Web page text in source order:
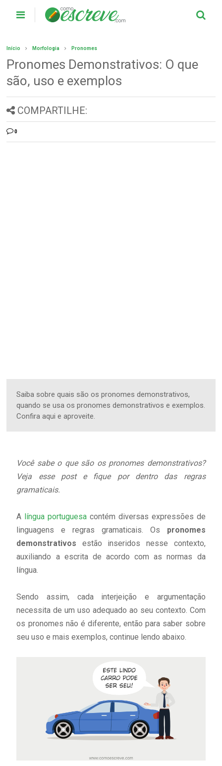
Início Morfologia Pronomes
Pronomes Demonstrativos: O que
são, uso e exemplos
COMPARTILHE:
0
Saiba sobre quais são os pronomes demonstrativos,
quando se usa os pronomes demonstrativos e exemplos.
Confira aqui e aproveite.
Você sabe o que são os pronomes demonstrativos?
Veja esse post e fique por dentro das regras
gramaticais.
A língua portuguesa contém diversas expressões de
linguagens e regras gramaticais. Os pronomes
demonstrativos estão inseridos nesse contexto,
auxiliando a escrita de acordo com as normas da
língua.
Sendo assim, cada interjeição e argumentação
necessita de um uso adequado ao seu contexto. Com
os pronomes não é diferente, então para saber sobre
seu uso e mais exemplos, continue lendo abaixo.